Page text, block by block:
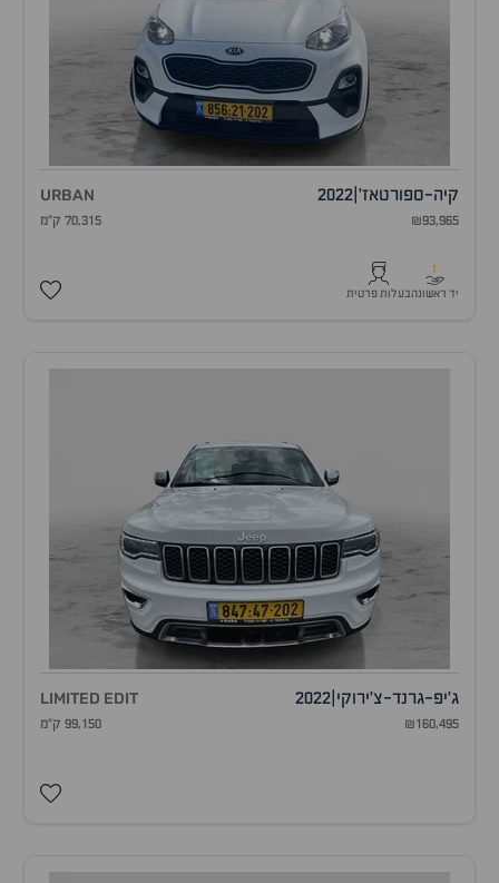
קיה-ספורטאז' 2022
URBAN
₪93,965 70,315 ק"מ
1
יד ראשונהבעלות פרטית
ג'יפ-גרנד-צ'ירוקי 2022
LIMITED EDIT
₪160,495 99,150 ק"מ